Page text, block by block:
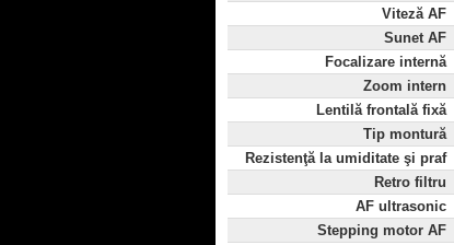
Viteză AF
Sunet AF
Focalizare internă
Zoom intern
Lentilă frontală fixă
Tip montură
Rezistenţă la umiditate şi praf
Retro filtru
AF ultrasonic
Stepping motor AF